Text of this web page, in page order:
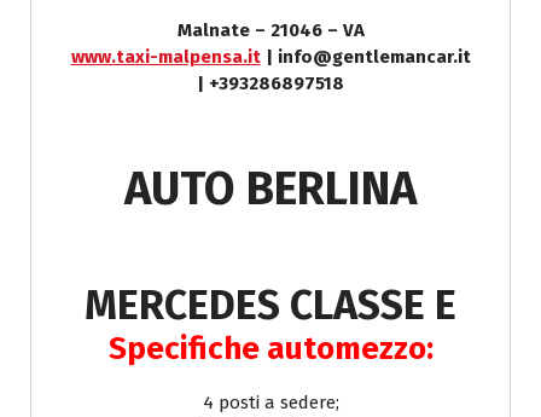
Malnate – 21046 – VA
www.taxi-malpensa.it| info@gentlemancar.it
| +393286897518
AUTO BERLINA
MERCEDES CLASSE E
Specifiche automezzo:
4 posti a sedere;